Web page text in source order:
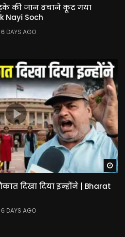
की जान बचाने कूद गया
Nayi Soch
6 DAYS AGO
दिखा दिया इन्होंने | Bharat
6 DAYS AGO